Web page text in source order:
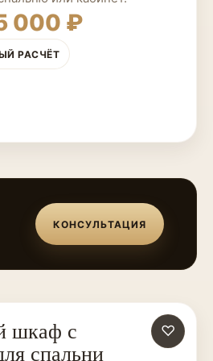
000 ₽
РАСЧЁТ
КОНСУЛЬТАЦИЯ
♡
шкаф с
спальни